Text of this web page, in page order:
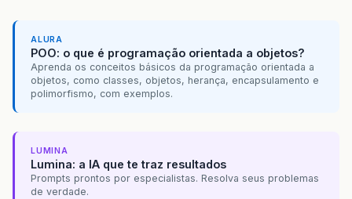
ALURA
POO: o que é programação orientada a objetos?
Aprenda os conceitos básicos da programação orientada a
objetos, como classes, objetos, herança, encapsulamento e
polimorfismo, com exemplos.
LUMINA
Lumina: a IA que te traz resultados
Prompts prontos por especialistas. Resolva seus problemas
de verdade.